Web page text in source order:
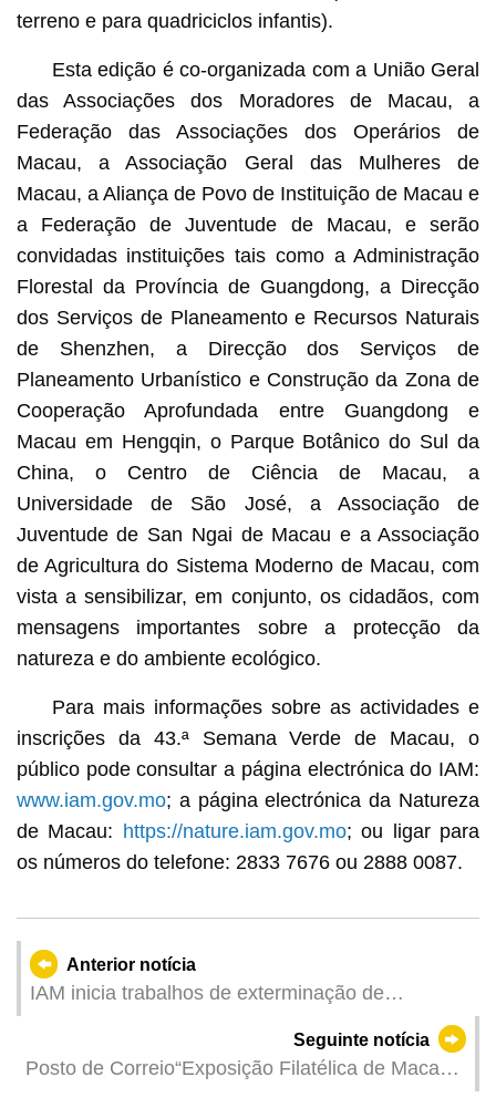
terreno e para quadriciclos infantis).
Esta edição é co-organizada com a União Geral
das Associações dos Moradores de Macau, a
Federação das Associações dos Operários de
Macau, a Associação Geral das Mulheres de
Macau, a Aliança de Povo de Instituição de Macau e
a Federação de Juventude de Macau, e serão
convidadas instituições tais como a Administração
Florestal da Província de Guangdong, a Direcção
dos Serviços de Planeamento e Recursos Naturais
de Shenzhen, a Direcção dos Serviços de
Planeamento Urbanístico e Construção da Zona de
Cooperação Aprofundada entre Guangdong e
Macau em Hengqin, o Parque Botânico do Sul da
China, o Centro de Ciência de Macau, a
Universidade de São José, a Associação de
Juventude de San Ngai de Macau e a Associação
de Agricultura do Sistema Moderno de Macau, com
vista a sensibilizar, em conjunto, os cidadãos, com
mensagens importantes sobre a protecção da
natureza e do ambiente ecológico.
Para mais informações sobre as actividades e
inscrições da 43.ª Semana Verde de Macau, o
público pode consultar a página electrónica do IAM:
www.iam.gov.mo; a página electrónica da Natureza
de Macau: https://nature.iam.gov.mo; ou ligar para
os números do telefone: 2833 7676 ou 2888 0087.
Anterior notícia
IAM inicia trabalhos de exterminação de
mosquitos nas instalações municipais, apelando
aos cidadãos para colaborarem com a remoção
frequente de águas estagnadas
Seguinte notícia
Posto de Correio“Exposição Filatélica de Macau